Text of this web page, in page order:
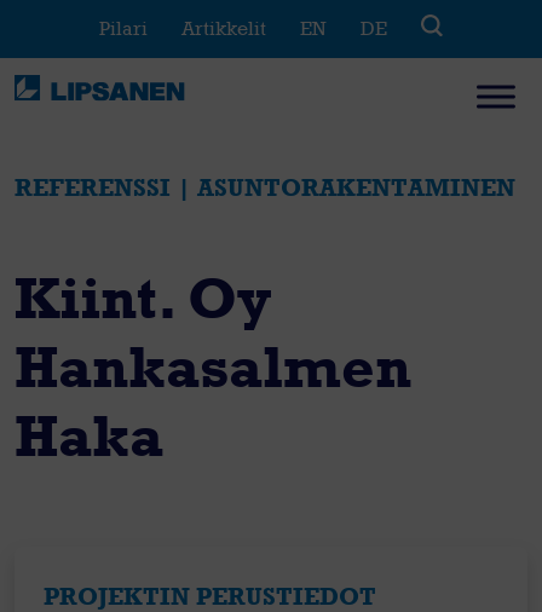
content
Pilari Artikkelit EN DE
REFERENSSI | ASUNTORAKENTAMINEN
Kiint. Oy
Hankasalmen
Haka
PROJEKTIN PERUSTIEDOT